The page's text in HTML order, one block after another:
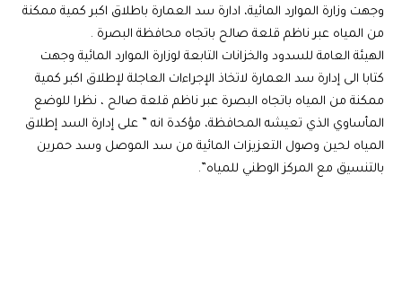
وجهت وزارة الموارد المائية، ادارة سد العمارة باطلاق اكبر كمية ممكنة
من المياه عبر ناظم قلعة صالح باتجاه محافظة البصرة .
الهيئة العامة للسدود والخزانات التابعة لوزارة الموارد المائية وجهت
كتابا الى إدارة سد العمارة لاتخاذ الإجراءات العاجلة لإطلاق اكبر كمية
ممكنة من المياه باتجاه البصرة عبر ناظم قلعة صالح ، نظرا للوضع
المأساوي الذي تعيشه المحافظة، مؤكدة انه ” على إدارة السد إطلاق
المياه لحين وصول التعزيزات المائية من سد الموصل وسد حمرين
بالتنسيق مع المركز الوطني للمياه”.